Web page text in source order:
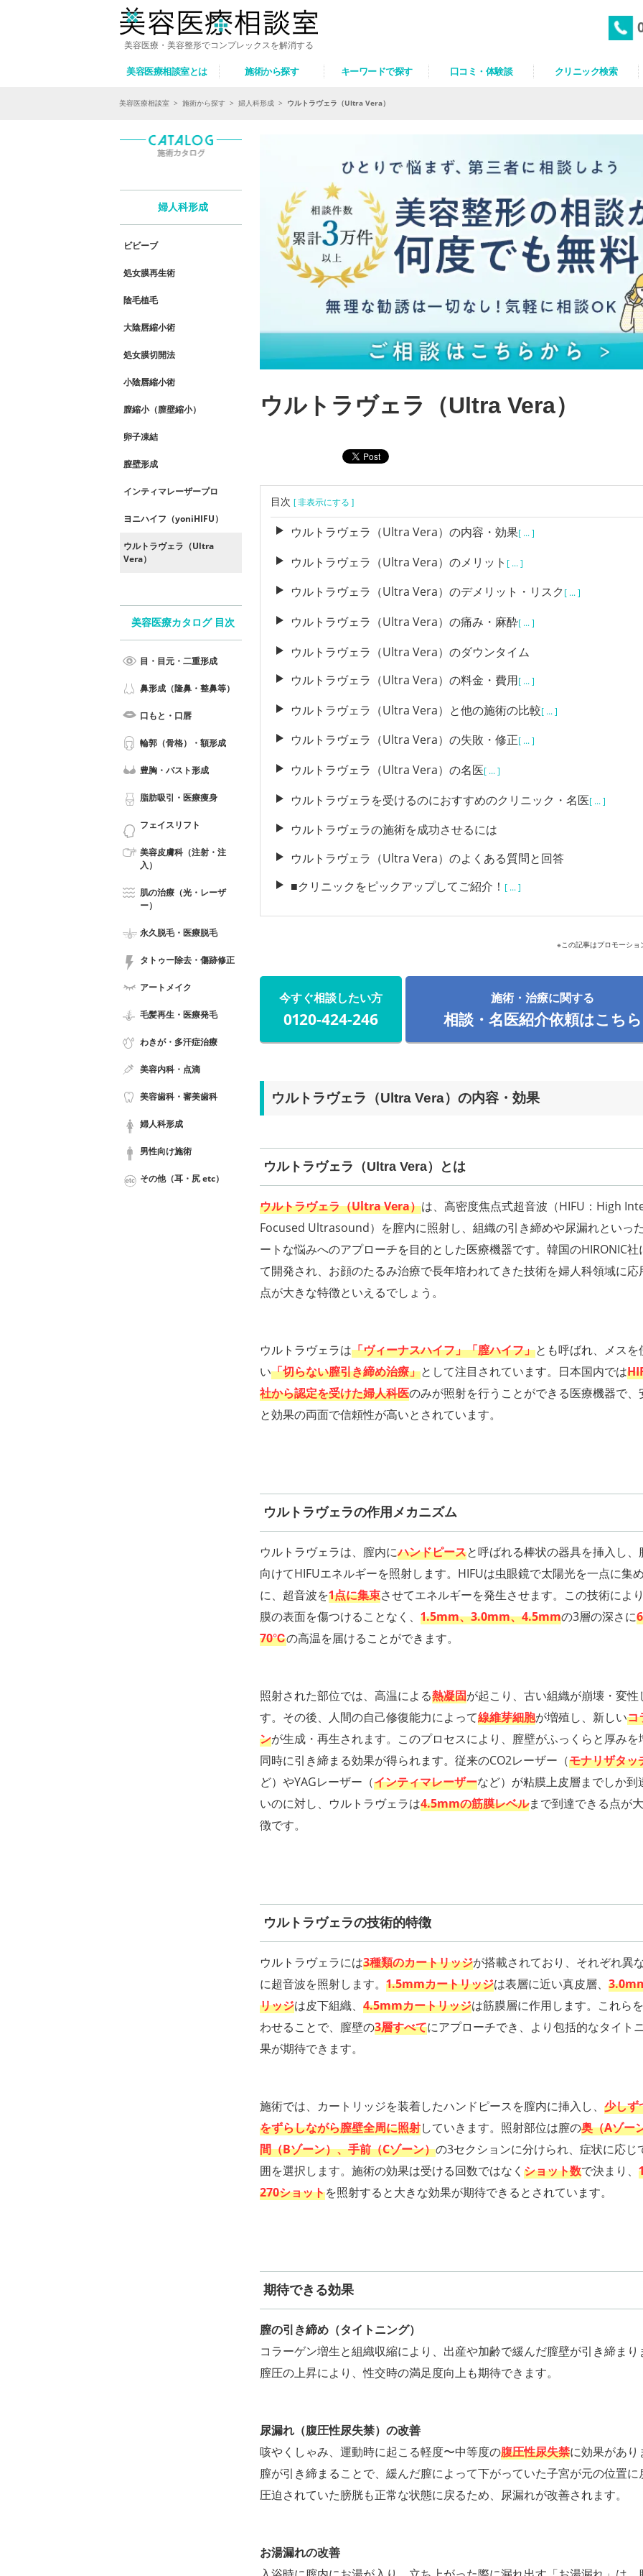
美容医療・美容整形でコンプレックスを解消する
美容医療相談室とは 施術から探す キーワードで探す 口コミ・体験談 クリニック検索
美容医療相談室 > 施術から探す > 婦人科形成 > ウルトラヴェラ（Ultra Vera）
ウルトラヴェラ（Ultra Vera）
目次 [ 非表示にする ]
ウルトラヴェラ（Ultra Vera）の内容・効果[ ... ]
ウルトラヴェラ（Ultra Vera）のメリット [ ... ]
ウルトラヴェラ（Ultra Vera）のデメリット・リスク [ ... ]
ウルトラヴェラ（Ultra Vera）の痛み・麻酔[ ... ]
ウルトラヴェラ（Ultra Vera）のダウンタイム
ウルトラヴェラ（Ultra Vera）の料金・費用[ ... ]
ウルトラヴェラ（Ultra Vera）と他の施術の比較[ ... ]
ウルトラヴェラ（Ultra Vera）の失敗・修正[ ... ]
ウルトラヴェラ（Ultra Vera）の名医[ ... ]
ウルトラヴェラを受けるのにおすすめのクリニック・名医[ ... ]
ウルトラヴェラの施術を成功させるには
ウルトラヴェラ（Ultra Vera）のよくある質問と回答
■クリニックをピックアップしてご紹介！ [ ... ]
※この記事はプロモーショ
今すぐ相談したい方
0120-424-246
施術・治療に関する
相談・名医紹介依頼はこちら
ウルトラヴェラ（Ultra Vera）の内容・効果
ウルトラヴェラ（Ultra Vera）とは
ウルトラヴェラ（Ultra Vera）は、高密度焦点式超音波（HIFU：High
Focused Ultrasound）を膣内に照射し、組織の引き締めや尿漏れといっ
ートな悩みへのアプローチを目的とした医療機器です。韓国のHIRONIC社
て開発され、お顔のたるみ治療で長年培われてきた技術を婦人科領域に応
点が大きな特徴といえるでしょう。
ウルトラヴェラは「ヴィーナスハイフ」「膣ハイフ」とも呼ばれ、メスを
い「切らない膣引き締め治療」として注目されています。日本国内では
社から認定を受けた婦人科医のみが照射を行うことができる医療機器で、
と効果の両面で信頼性が高いとされています。
ウルトラヴェラの作用メカニズム
ウルトラヴェラは、膣内にハンドピースと呼ばれる棒状の器具を挿入し、
向けてHIFUエネルギーを照射します。HIFUは虫眼鏡で太陽光を一点に集
に、超音波を1点に集束させてエネルギーを発生させます。この技術によ
膜の表面を傷つけることなく、 1.5mm、3.0mm、4.5mmの3層の深さに
70℃の高温を届けることができます。
照射された部位では、高温による熱凝固が起こり、古い組織が崩壊・変性
す。その後、人間の自己修復能力によって線維芽細胞が増殖し、新しいコ
ンが生成・再生されます。このプロセスにより、膣壁がふっくらと厚みを
同時に引き締まる効果が得られます。従来のCO2レーザー（モナリザタッ
ど）やYAGレーザー（インティマレーザーなど）が粘膜上皮層までしか到
いのに対し、ウルトラヴェラは4.5mmの筋膜レベルまで到達できる点が
徴です。
ウルトラヴェラの技術的特徴
ウルトラヴェラには3種類のカートリッジが搭載されており、それぞれ異
に超音波を照射します。 1.5mmカートリッジは表層に近い真皮層、
リッジは皮下組織、 4.5mmカートリッジは筋膜層に作用します。これら
わせることで、膣壁の3層すべてにアプローチでき、より包括的なタイト
果が期待できます。
施術では、カートリッジを装着したハンドピースを膣内に挿入し、 少しず
をずらしながら膣壁全周に照射していきます。照射部位は膣の奥（Aゾー
間（Bゾーン）、手前（Cゾーン）の3セクションに分けられ、症状に応じ
囲を選択します。施術の効果は受ける回数ではなく ショット数で決まり、
270ショットを照射すると大きな効果が期待できるとされています。
期待できる効果
膣の引き締め（タイトニング）
コラーゲン増生と組織収縮により、出産や加齢で緩んだ膣壁が引き締まり
膣圧の上昇により、性交時の満足度向上も期待できます。
尿漏れ（腹圧性尿失禁）の改善
咳やくしゃみ、運動時に起こる軽度〜中等度の腹圧性尿失禁に効果があり
膣が引き締まることで、緩んだ膣によって下がっていた子宮が元の位置に
圧迫されていた膀胱も正常な状態に戻るため、尿漏れが改善されます。
お湯漏れの改善
婦人科形成
ビビーブ
処女膜再生術
陰毛植毛
大陰唇縮小術
処女膜切開法
小陰唇縮小術
膣縮小（膣壁縮小）
卵子凍結
膣壁形成
インティマレーザープロ
ヨニハイフ（yoniHIFU）
ウルトラヴェラ（Ultra
Vera）
美容医療カタログ 目次
目・目元・二重形成
鼻形成（隆鼻・整鼻等）
口もと・口唇
輪郭（骨格）・額形成
豊胸・バスト形成
脂肪吸引・医療痩身
フェイスリフト
美容皮膚科（注射・注
入）
肌の治療（光・レーザ
ー）
永久脱毛・医療脱毛
タトゥー除去・傷跡修正
アートメイク
毛髪再生・医療発毛
わきが・多汗症治療
美容内科・点滴
美容歯科・審美歯科
婦人科形成
男性向け施術
その他（耳・尻 etc）